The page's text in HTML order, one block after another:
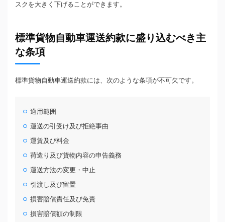
スクを大きく下げることができます。
標準貨物自動車運送約款に盛り込むべき主
な条項
標準貨物自動車運送約款には、次のような条項が不可欠です。
適用範囲
運送の引受け及び拒絶事由
運賃及び料金
荷造り及び貨物内容の申告義務
運送方法の変更・中止
引渡し及び留置
損害賠償責任及び免責
損害賠償額の制限